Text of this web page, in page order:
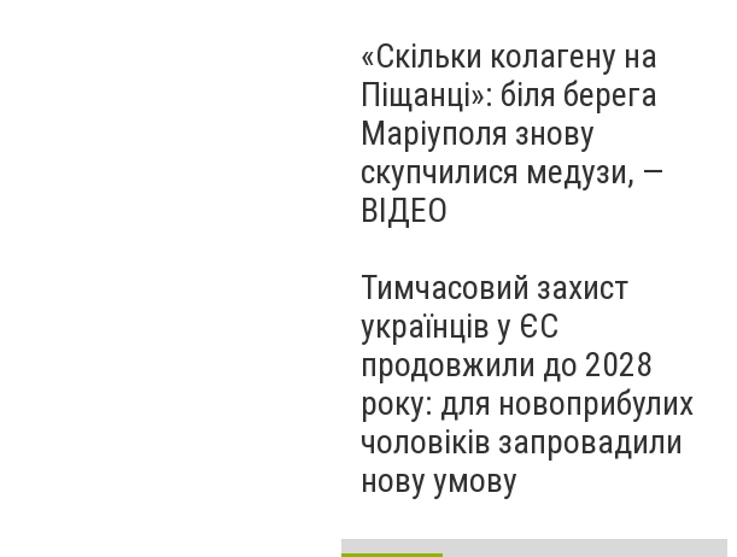
«Скільки колагену на
Піщанці»: біля берега
Маріуполя знову
скупчилися медузи, —
ВІДЕО
Тимчасовий захист
українців у ЄС
продовжили до 2028
року: для новоприбулих
чоловіків запровадили
нову умову